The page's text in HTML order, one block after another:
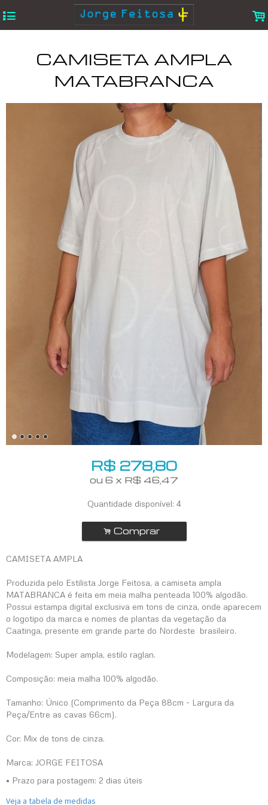
4 .
CAMISETA AMPLA
MATABRANCA
R$ 278,80
ou 6 x R$ 46,47
Quantidade disponível: 4
. Comprar
CAMISETA AMPLA
Produzida pelo Estilista Jorge Feitosa, a camiseta ampla
MATABRANCA é feita em meia malha penteada 100% algodão.
Possui estampa digital exclusiva em tons de cinza, onde aparecem
o logotipo da marca e nomes de plantas da vegetação da
Caatinga, presente em grande parte do Nordeste brasileiro.
Modelagem: Super ampla, estilo raglan.
Composição: meia malha 100% algodão.
Tamanho: Único (Comprimento da Peça 88cm - Largura da
Peça/Entre as cavas 66cm).
Cor: Mix de tons de cinza.
Marca: JORGE FEITOSA
• Prazo para postagem: 2 dias úteis
Veja a tabela de medidas